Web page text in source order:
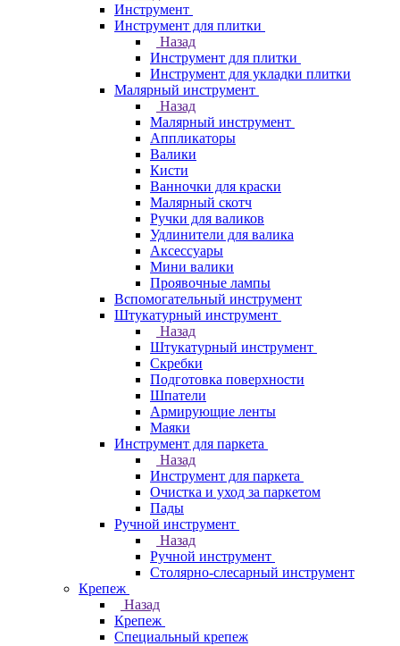
Инструмент
Инструмент для плитки
Назад
Инструмент для плитки
Инструмент для укладки плитки
Малярный инструмент
Назад
Малярный инструмент
Аппликаторы
Валики
Кисти
Ванночки для краски
Малярный скотч
Ручки для валиков
Удлинители для валика
Аксессуары
Мини валики
Проявочные лампы
Вспомогательный инструмент
Штукатурный инструмент
Назад
Штукатурный инструмент
Скребки
Подготовка поверхности
Шпатели
Армирующие ленты
Маяки
Инструмент для паркета
Назад
Инструмент для паркета
Очистка и уход за паркетом
Пады
Ручной инструмент
Назад
Ручной инструмент
Столярно-слесарный инструмент
Крепеж
Назад
Крепеж
Специальный крепеж